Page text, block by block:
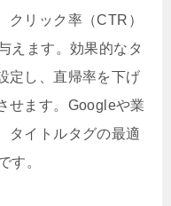
クリック率（CTR）
えます。効果的なタ
定し、直帰率を下げ
せます。Googleや業
タイトルタグの最適
す。